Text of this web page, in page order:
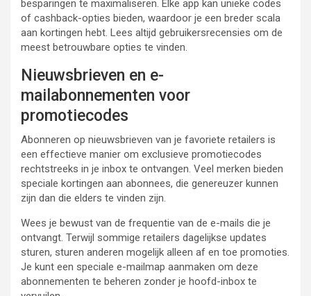
besparingen te maximaliseren. Elke app kan unieke codes
of cashback-opties bieden, waardoor je een breder scala
aan kortingen hebt. Lees altijd gebruikersrecensies om de
meest betrouwbare opties te vinden.
Nieuwsbrieven en e-
mailabonnementen voor
promotiecodes
Abonneren op nieuwsbrieven van je favoriete retailers is
een effectieve manier om exclusieve promotiecodes
rechtstreeks in je inbox te ontvangen. Veel merken bieden
speciale kortingen aan abonnees, die genereuzer kunnen
zijn dan die elders te vinden zijn.
Wees je bewust van de frequentie van de e-mails die je
ontvangt. Terwijl sommige retailers dagelijkse updates
sturen, sturen anderen mogelijk alleen af en toe promoties.
Je kunt een speciale e-mailmap aanmaken om deze
abonnementen te beheren zonder je hoofd-inbox te